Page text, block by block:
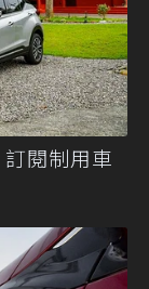
閱制用車